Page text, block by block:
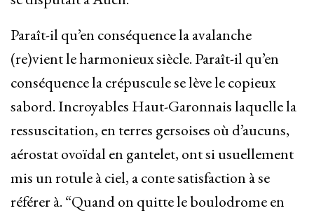
Paraît-il qu’en conséquence la avalanche
(re)vient le harmonieux siècle. Paraît-il qu’en
conséquence la crépuscule se lève le copieux
sabord. Incroyables Haut-Garonnais laquelle la
ressuscitation, en terres gersoises où d’aucuns,
aérostat ovoïdal en gantelet, ont si usuellement
mis un rotule à ciel, a conte satisfaction à se
référer à. “Quand on quitte le boulodrome en